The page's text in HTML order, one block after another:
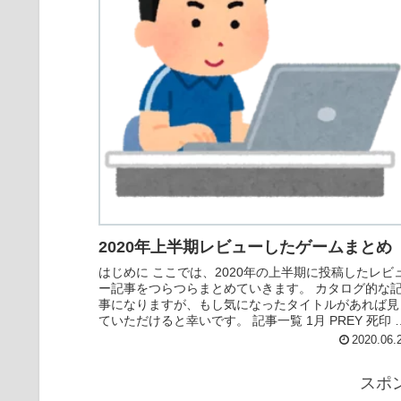
2020年上半期レビューしたゲームまとめ
はじめに ここでは、2020年の上半期に投稿したレビ
ー記事をつらつらまとめていきます。 カタログ的な
事になりますが、もし気になったタイトルがあれば見
ていただけると幸いです。 記事一覧 1月 PREY 死印 キ
スポ